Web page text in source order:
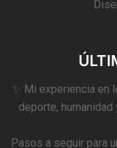
✨ Mi experiencia en
deporte,
Pasos a seguir para